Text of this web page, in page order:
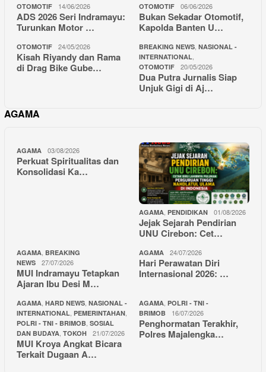
OTOMOTIF 14/06/2026
ADS 2026 Seri Indramayu:
Turunkan Motor …
OTOMOTIF 06/06/2026
Bukan Sekadar Otomotif,
Kapolda Banten U…
OTOMOTIF 24/05/2026
Kisah Riyandy dan Rama
di Drag Bike Gube…
BREAKING NEWS NASIONAL -
INTERNATIONAL
OTOMOTIF 20/05/2026
Dua Putra Jurnalis Siap
Unjuk Gigi di Aj…
AGAMA
AGAMA 03/08/2026
Perkuat Spiritualitas dan
Konsolidasi Ka…
AGAMA PENDIDIKAN 01/08/2026
Jejak Sejarah Pendirian
UNU Cirebon: Cet…
AGAMA BREAKING
NEWS
27/07/2026
MUI Indramayu Tetapkan
Ajaran Ibu Desi M…
AGAMA 24/07/2026
Hari Perawatan Diri
Internasional 2026: …
AGAMA HARD NEWS NASIONAL -
INTERNATIONAL PEMERINTAHAN
POLRI - TNI - BRIMOB SOSIAL
DAN BUDAYA TOKOH 21/07/2026
MUI Kroya Angkat Bicara
Terkait Dugaan A…
AGAMA POLRI - TNI -
BRIMOB
16/07/2026
Penghormatan Terakhir,
Polres Majalengka…